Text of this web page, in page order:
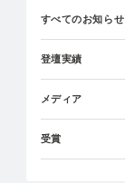
すべてのお知らせ
登壇実績
メディア
受賞